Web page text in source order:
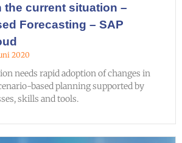
the current situation –
Forecasting – SAP
2020
needs rapid adoption of changes in
based planning supported by
skills and tools.